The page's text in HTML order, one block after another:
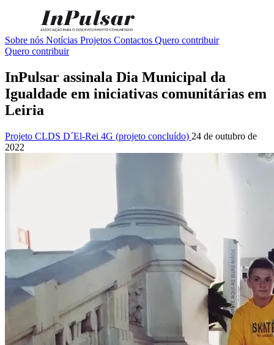
Sobre nós Notícias Projetos Contactos Quero contribuir
Quero contribuir
InPulsar assinala Dia Municipal da
Igualdade em iniciativas comunitárias em
Leiria
Projeto CLDS D´El-Rei 4G (projeto concluído) 24 de outubro de
2022